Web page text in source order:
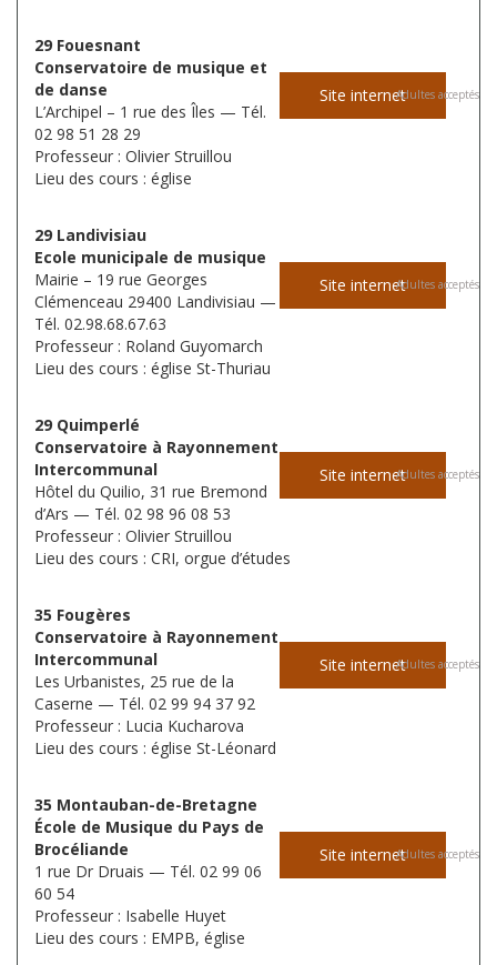
Site internet
29 Fouesnant
Conservatoire de musique et
de danse
L’Archipel – 1 rue des Îles — Tél.
02 98 51 28 29
Professeur : Olivier Struillou
Lieu des cours : église
Adultes acceptés
Site internet
29 Landivisiau
Ecole municipale de musique
Mairie – 19 rue Georges
Clémenceau 29400 Landivisiau —
Tél. 02.98.68.67.63
Professeur : Roland Guyomarch
Lieu des cours : église St-Thuriau
Adultes acceptés
Site internet
29 Quimperlé
Conservatoire à Rayonnement
Intercommunal
Hôtel du Quilio, 31 rue Bremond
d’Ars — Tél. 02 98 96 08 53
Professeur : Olivier Struillou
Lieu des cours : CRI, orgue d’études
Adultes acceptés
Site internet
35 Fougères
Conservatoire à Rayonnement
Intercommunal
Les Urbanistes, 25 rue de la
Caserne — Tél. 02 99 94 37 92
Professeur : Lucia Kucharova
Lieu des cours : église St-Léonard
Adultes acceptés
Site internet
35 Montauban-de-Bretagne
École de Musique du Pays de
Brocéliande
1 rue Dr Druais — Tél. 02 99 06
60 54
Professeur : Isabelle Huyet
Lieu des cours : EMPB, église
Adultes acceptés